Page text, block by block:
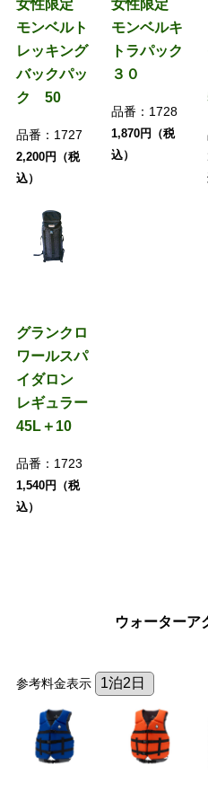
女性限定
モンベルト
レッキング
バックパッ
ク 50
品番： 1727
2,200円（税
込）
女性限定
モンベルキ
トラパック
３０
品番： 1728
1,870円（税
込）
グランクロ
ワールスパ
イダロン
レギュラー
45L＋10
品番： 1723
1,540円（税
込）
ウォーターア
参考料金表示